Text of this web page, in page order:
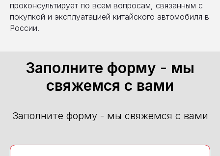
проконсультирует по всем вопросам, связанным с
покупкой и эксплуатацией китайского автомобиля в
России.
Заполните форму - мы
свяжемся с вами
Заполните форму - мы свяжемся с вами